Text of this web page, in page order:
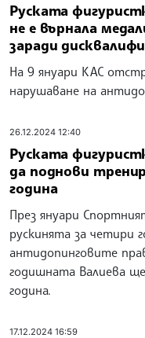
Руската
не е върнала
заради
На 9 януари КАС
нарушаване на
26.12.2024 12:40
Руската
да поднови
година
През януари
рускинята за четири
антидопинговите
годишната Валиева
година.
17.12.2024 16:59